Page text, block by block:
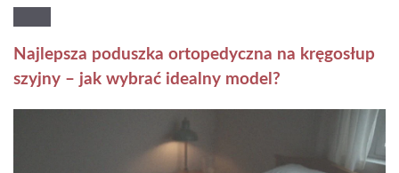
Najlepsza poduszka ortopedyczna na kręgosłup
szyjny – jak wybrać idealny model?